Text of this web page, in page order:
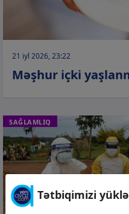
21 iyl 2026, 23:22
Məşhur içki
SAĞLAMLIQ
Tətbiqimizi